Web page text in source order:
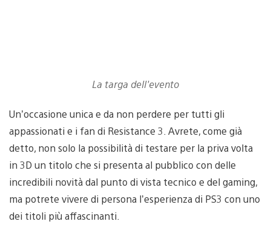
La targa dell'evento
Un’occasione unica e da non perdere per tutti gli
appassionati e i fan di Resistance 3. Avrete, come già
detto, non solo la possibilità di testare per la priva volta
in 3D un titolo che si presenta al pubblico con delle
incredibili novità dal punto di vista tecnico e del gaming,
ma potrete vivere di persona l’esperienza di PS3 con uno
dei titoli più affascinanti.